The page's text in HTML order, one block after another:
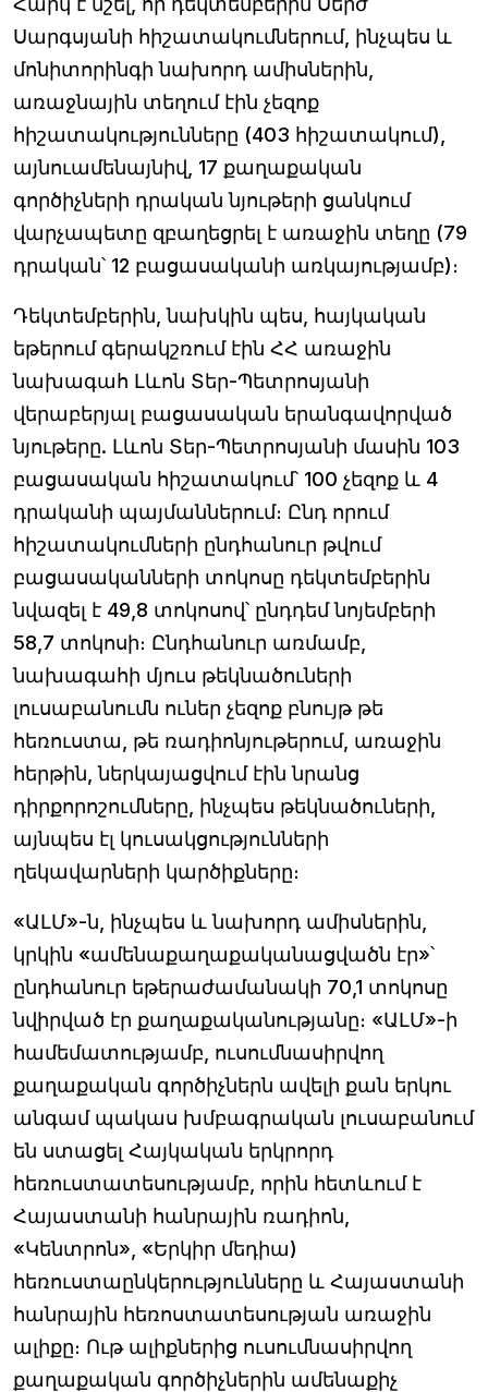
Սարգսյանի հիշատակումներում, ինչպես և
մոնիտորինգի նախորդ ամիսներին,
առաջնային տեղում էին չեզոք
հիշատակությունները (403 հիշատակում),
այնուամենայնիվ, 17 քաղաքական
գործիչների դրական նյութերի ցանկում
վարչապետը զբաղեցրել է առաջին տեղը (79
դրական՝ 12 բացասականի առկայությամբ)։
Դեկտեմբերին, նախկին պես, հայկական
եթերում գերակշռում էին ՀՀ առաջին
նախագահ Լևոն Տեր-Պետրոսյանի
վերաբերյալ բացասական երանգավորված
նյութերը. Լևոն Տեր-Պետրոսյանի մասին 103
բացասական հիշատակում՝ 100 չեզոք և 4
դրականի պայմաններում։ Ընդ որում
հիշատակումների ընդհանուր թվում
բացասականների տոկոսը դեկտեմբերին
նվազել է 49,8 տոկոսով՝ ընդդեմ նոյեմբերի
58,7 տոկոսի։ Ընդհանուր առմամբ,
նախագահի մյուս թեկնածուների
լուսաբանումն ուներ չեզոք բնույթ թե
հեռուստա, թե ռադիոնյութերում, առաջին
հերթին, ներկայացվում էին նրանց
դիրքորոշումները, ինչպես թեկնածուների,
այնպես էլ կուսակցությունների
ղեկավարների կարծիքները։
«ԱԼՄ»-ն, ինչպես և նախորդ ամիսներին,
կրկին «ամենաքաղաքականացվածն էր»՝
ընդհանուր եթերաժամանակի 70,1 տոկոսը
նվիրված էր քաղաքականությանը։ «ԱԼՄ»-ի
համեմատությամբ, ուսումնասիրվող
քաղաքական գործիչներն ավելի քան երկու
անգամ պակաս խմբագրական լուսաբանում
են ստացել Հայկական երկրորդ
հեռուստատեսությամբ, որին հետևում է
Հայաստանի հանրային ռադիոն,
«Կենտրոն», «Երկիր մեդիա)
հեռուստաընկերությունները և Հայաստանի
հանրային հեռոստատեսության առաջին
ալիքը։ Ութ ալիքներից ուսումնասիրվող
քաղաքական գործիչներին ամենաքիչ